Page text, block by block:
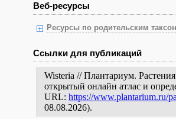
Веб-ресурсы
Ресурсы по родительским
Ссылки для публикаций
Wisteria // Плантариум.
открытый онлайн атлас и
URL: https://www.plantarium.ru/
08.08.2026).